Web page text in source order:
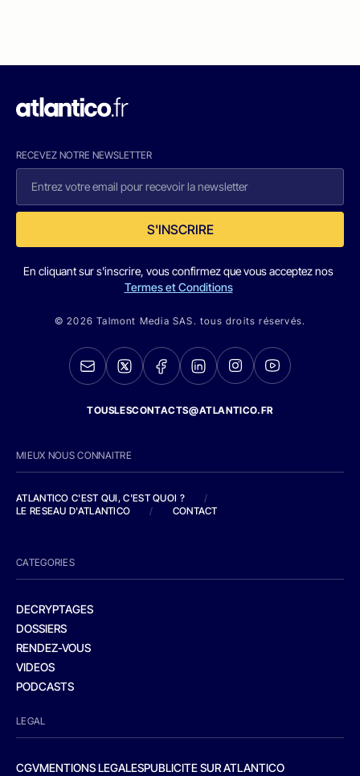
RECEVEZ NOTRE NEWSLETTER
S'INSCRIRE
En cliquant sur s'inscrire, vous confirmez que vous acceptez nos
Termes et Conditions
© 2026 Talmont Media SAS. tous droits réservés.
TOUSLESCONTACTS@ATLANTICO.FR
MIEUX NOUS CONNAITRE
ATLANTICO C'EST QUI, C'EST QUOI ?
/
LE RESEAU D'ATLANTICO
/ CONTACT
CATEGORIES
DECRYPTAGES
DOSSIERS
RENDEZ-VOUS
VIDEOS
PODCASTS
LEGAL
CGVMENTIONS LEGALESPUBLICITE SUR ATLANTICO